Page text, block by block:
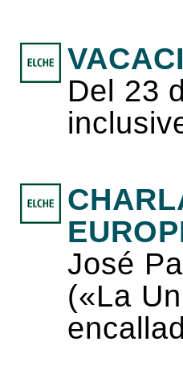
Del 23
José
(«La